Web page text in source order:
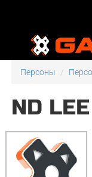
Персоны
ND LEE